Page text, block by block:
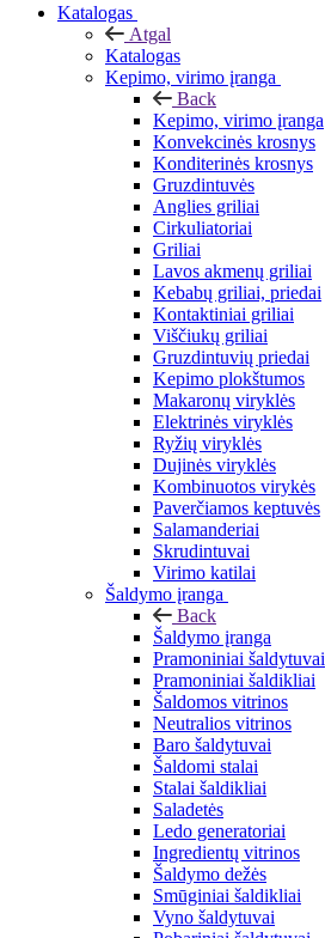
Katalogas
Atgal
Katalogas
Kepimo, virimo įranga
Back
Kepimo, virimo įranga
Konvekcinės krosnys
Konditerinės krosnys
Gruzdintuvės
Anglies griliai
Cirkuliatoriai
Griliai
Lavos akmenų griliai
Kebabų griliai, priedai
Kontaktiniai griliai
Viščiukų griliai
Gruzdintuvių priedai
Kepimo plokštumos
Makaronų viryklės
Elektrinės viryklės
Ryžių viryklės
Dujinės viryklės
Kombinuotos virykės
Paverčiamos keptuvės
Salamanderiai
Skrudintuvai
Virimo katilai
Šaldymo įranga
Back
Šaldymo įranga
Pramoniniai šaldytuvai
Pramoniniai šaldikliai
Šaldomos vitrinos
Neutralios vitrinos
Baro šaldytuvai
Šaldomi stalai
Stalai šaldikliai
Saladetės
Ledo generatoriai
Ingredientų vitrinos
Šaldymo dežės
Smūginiai šaldikliai
Vyno šaldytuvai